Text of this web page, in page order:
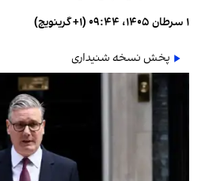
۱ سرطان ۱۴۰۵، ۰۹:۴۴ (‎+۱ گرینویچ)
پخش نسخه شنیداری